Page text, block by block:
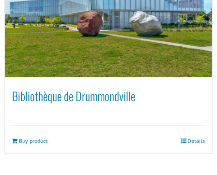
Bibliothèque de Drummondville
Buy product Details